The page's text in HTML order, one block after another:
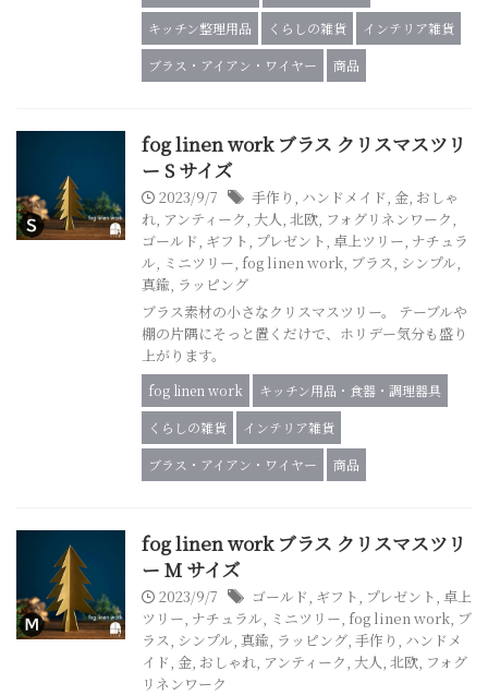
キッチン整理用品
くらしの雑貨
インテリア雑貨
ブラス・アイアン・ワイヤー
商品
fog linen work ブラス クリスマスツリ
ー S サイズ
2023/9/7 手作り , ハンドメイド, 金, おしゃ
れ, アンティーク, 大人, 北欧, フォグリネンワーク,
ゴールド, ギフト, プレゼント, 卓上ツリー, ナチュラ
ル, ミニツリー, fog linen work, ブラス, シンプル,
真鍮, ラッピング
ブラス素材の小さなクリスマスツリー。 テーブルや
棚の片隅にそっと置くだけで、ホリデー気分も盛り
上がります。
fog linen work
キッチン用品・食器・調理器具
くらしの雑貨
インテリア雑貨
ブラス・アイアン・ワイヤー
商品
fog linen work ブラス クリスマスツリ
ー M サイズ
2023/9/7 ゴールド, ギフト, プレゼント, 卓上
ツリー, ナチュラル, ミニツリー, fog linen work, ブ
ラス, シンプル, 真鍮, ラッピング, 手作り , ハンドメ
イド, 金, おしゃれ, アンティーク, 大人, 北欧, フォグ
リネンワーク